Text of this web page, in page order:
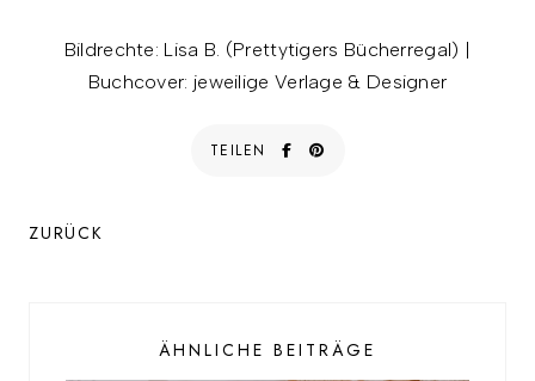
Bildrechte: Lisa B. (Prettytigers Bücherregal) |
Buchcover: jeweilige Verlage & Designer
TEILEN
ZURÜCK
ÄHNLICHE BEITRÄGE